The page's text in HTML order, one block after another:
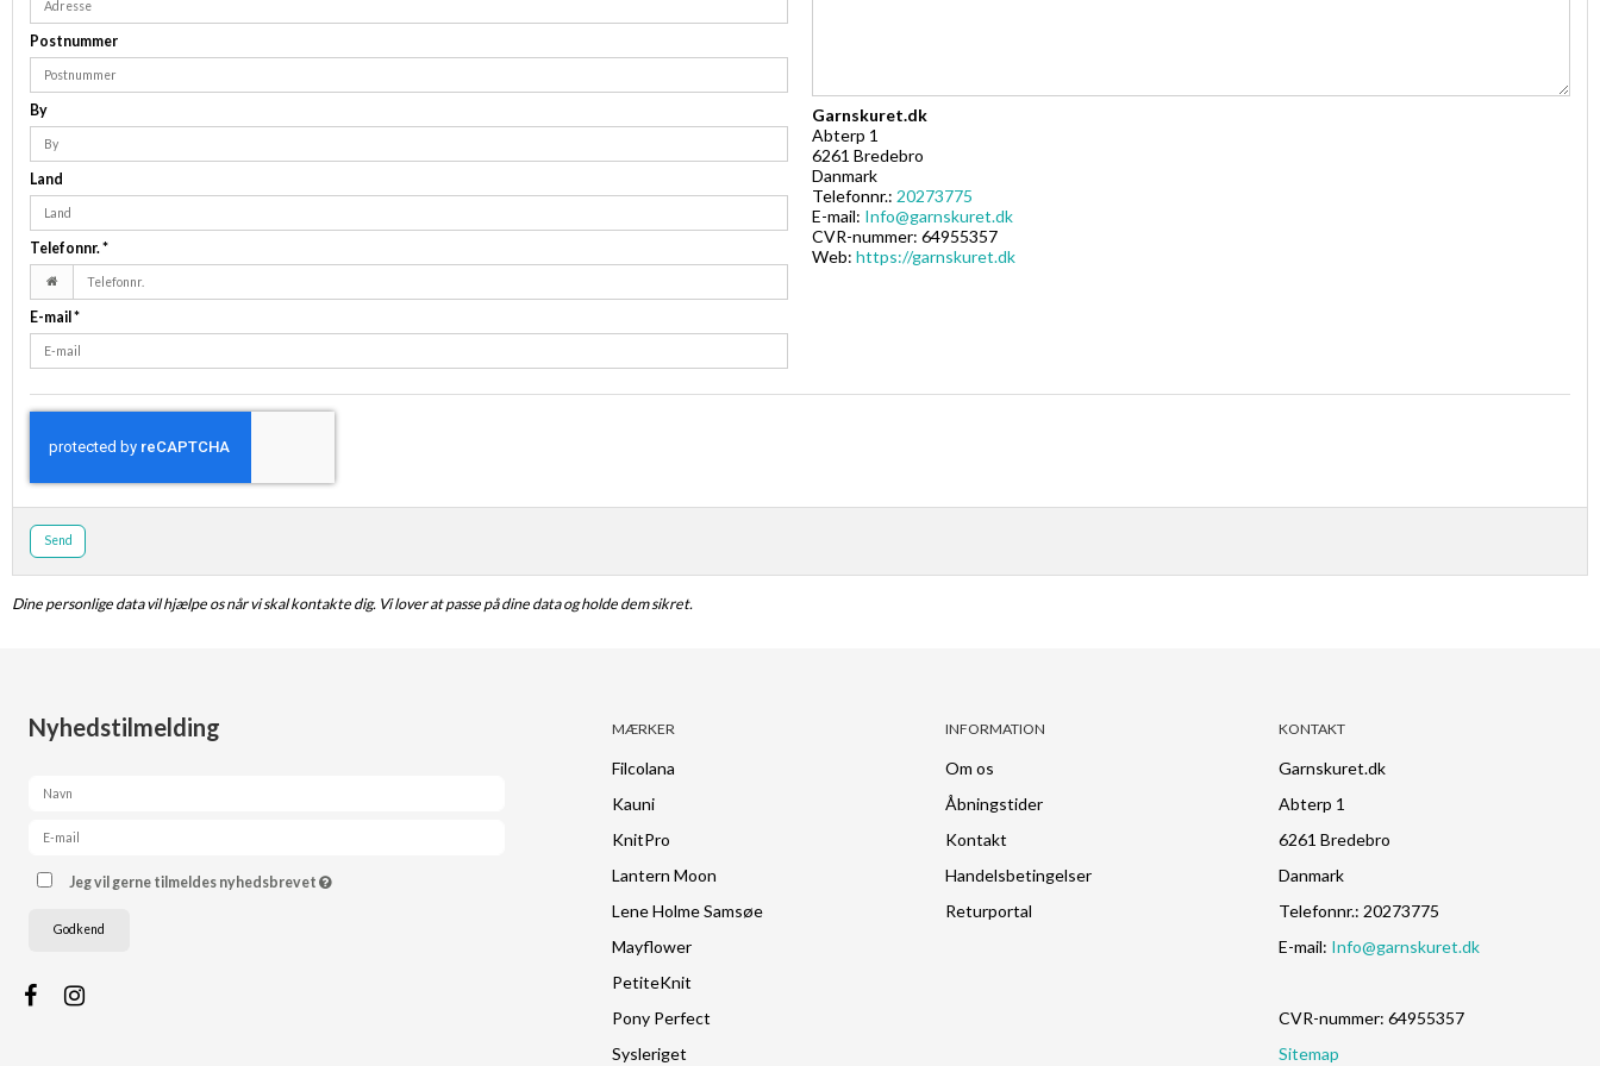
Postnummer
By
Land
Telefonnr.*
E-mail *
Garnskuret.dk
Abterp 1
6261 Bredebro
Danmark
Telefonnr.: 20273775
E-mail: Info@garnskuret.dk
CVR-nummer: 64955357
Web: https://garnskuret.dk
Send
Dine personlige data vil hjælpe os når vi skal kontakte dig. Vi lover at passe på dine data og holde dem sikret.
Nyhedstilmelding
Jeg vil gerne tilmeldes nyhedsbrevet
Godkend
MÆRKER
Filcolana
Kauni
KnitPro
Lantern Moon
Lene Holme Samsøe
Mayflower
PetiteKnit
Pony Perfect
Sysleriget
INFORMATION
Om os
Åbningstider
Kontakt
Handelsbetingelser
Returportal
KONTAKT
Garnskuret.dk
Abterp 1
6261 Bredebro
Danmark
Telefonnr.: 20273775
E-mail: Info@garnskuret.dk
CVR-nummer: 64955357
Sitemap